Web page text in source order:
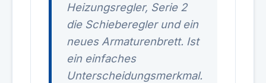
Heizungsregler, Serie 2
die Schieberegler und ein
neues Armaturenbrett. Ist
ein einfaches
Unterscheidungsmerkmal.